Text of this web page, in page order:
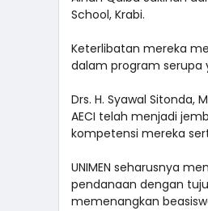
School, Krabi.
Keterlibatan mereka
dalam program serupa
Drs. H. Syawal Sitonda,
AECI telah menjadi
kompetensi mereka
UNIMEN seharusnya
pendanaan dengan
memenangkan